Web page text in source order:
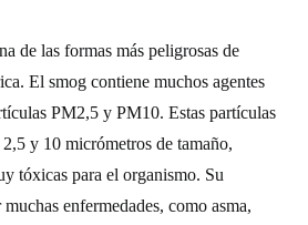
de las formas más peligrosas de
El smog contiene muchos agentes
PM2,5 y PM10. Estas partículas
y 10 micrómetros de tamaño,
tóxicas para el organismo. Su
enfermedades, como asma,